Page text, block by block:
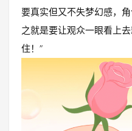
要真实但又不失梦幻感，
之就是要让观众一眼看上
住！”